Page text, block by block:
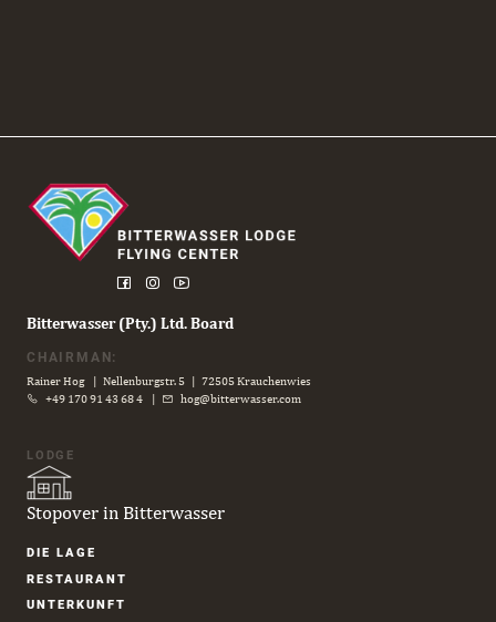
Bitterwasser (Pty.) Ltd. Board
CHAIRMAN:
Rainer Hog | Nellenburgstr. 5 | 72505 Krauchenwies
+49 170 91 43 68 4 | hog@bitterwasser.com
LODGE
Stopover in Bitterwasser
Navigation
DIE LAGE
RESTAURANT
UNTER­KUNFT